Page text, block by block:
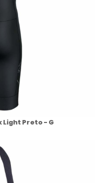
Light Preto - G